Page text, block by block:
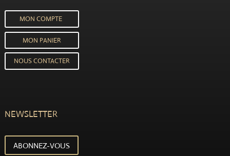
MON COMPTE
MON PANIER
NOUS CONTACTER
NEWSLETTER
ABONNEZ-VOUS